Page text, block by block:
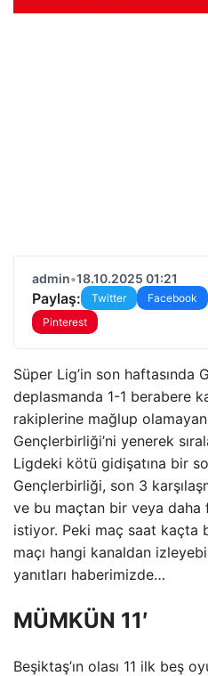
admin•18.10.2025 01:21
Paylaş: Twitter Facebook
Pinterest
Süper Lig’in son haftasında
deplasmanda 1-1 berabere
rakiplerine mağlup
Gençlerbirliği’ni yenerek
Ligdeki kötü gidişatına bir
Gençlerbirliği, son 3
ve bu maçtan bir veya daha
istiyor. Peki maç saat kaçta
maçı hangi kanaldan
yanıtları haberimizde…
MÜMKÜN 11′
Beşiktaş’ın olası 11 ilk beş